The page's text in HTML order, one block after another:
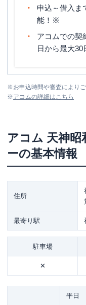
申込～借入ま
能！※
アコムでの契
日から最大30
※お申込時間や審査により
※アコムの詳細はこちら
アコム 天神昭
ーの基本情報
住所
最寄り駅
駐車場
✕
平日